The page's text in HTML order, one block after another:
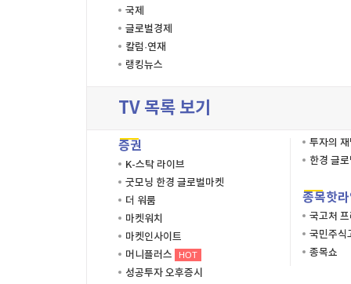
국제
글로벌경제
칼럼·연재
랭킹뉴스
TV 목록 보기
증권
K-스탁 라이브
굿모닝 한경 글로벌마켓
더 워룸
마켓워치
마켓인사이트
머니플러스
HOT
성공투자 오후증시
투자의
한경 글
종목핫
국고처
국민주식
종목쇼